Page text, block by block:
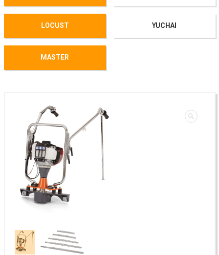
LOCUST YUCHAI
MASTER